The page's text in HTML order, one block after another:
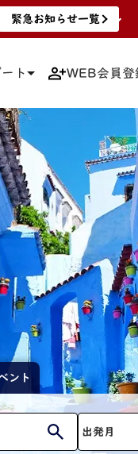
緊急お知らせ一覧
緊急お知らせ一覧
緊急お知らせ一覧
緊急お知らせ一覧
緊急お知らせ一覧
ト WEB会員登
ント